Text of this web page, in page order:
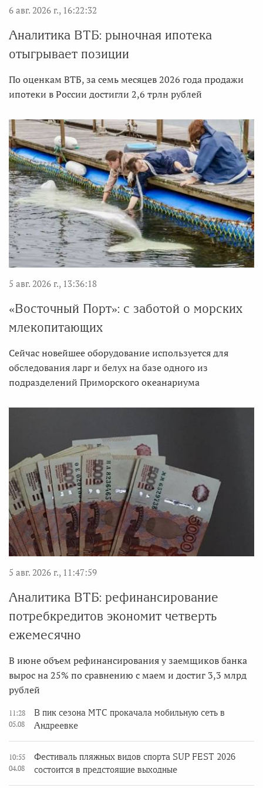
6 авг. 2026 г., 16:22:32
Аналитика ВТБ: рыночная ипотека
отыгрывает позиции
По оценкам ВТБ, за семь месяцев 2026 года продажи
ипотеки в России достигли 2,6 трлн рублей
5 авг. 2026 г., 13:36:18
«Восточный Порт»: с заботой о морских
млекопитающих
Сейчас новейшее оборудование используется для
обследования ларг и белух на базе одного из
подразделений Приморского океанариума
5 авг. 2026 г., 11:47:59
Аналитика ВТБ: рефинансирование
потребкредитов экономит четверть
ежемесячно
В июне объем рефинансирования у заемщиков банка
вырос на 25% по сравнению с маем и достиг 3,3 млрд
рублей
11:28
05.08
В пик сезона МТС прокачала мобильную сеть в
Андреевке
10:55
04.08
Фестиваль пляжных видов спорта SUP FEST 2026
состоится в предстоящие выходные